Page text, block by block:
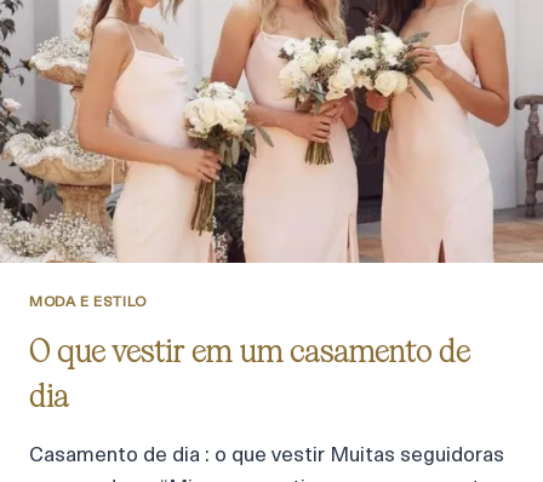
MODA E ESTILO
O que vestir em um casamento de
dia
Casamento de dia : o que vestir Muitas seguidoras